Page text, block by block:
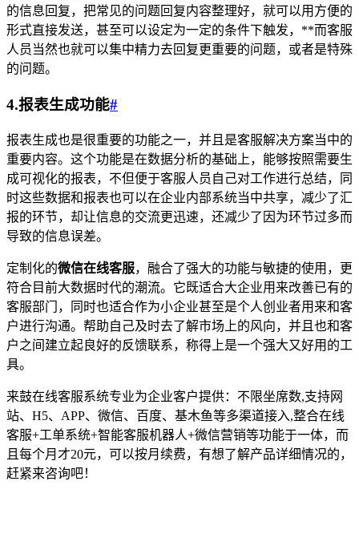
的信息回复，把常见的问题回复内容整理好，就可以用方便的
形式直接发送，甚至可以设定为一定的条件下触发，**而客服
人员当然也就可以集中精力去回复更重要的问题，或者是特殊
的问题。
4.报表生成功能#
报表生成也是很重要的功能之一，并且是客服解决方案当中的
重要内容。这个功能是在数据分析的基础上，能够按照需要生
成可视化的报表，不但便于客服人员自己对工作进行总结，同
时这些数据和报表也可以在企业内部系统当中共享，减少了汇
报的环节，却让信息的交流更迅速，还减少了因为环节过多而
导致的信息误差。
定制化的微信在线客服，融合了强大的功能与敏捷的使用，更
符合目前大数据时代的潮流。它既适合大企业用来改善已有的
客服部门，同时也适合作为小企业甚至是个人创业者用来和客
户进行沟通。帮助自己及时去了解市场上的风向，并且也和客
户之间建立起良好的反馈联系，称得上是一个强大又好用的工
具。
来鼓在线客服系统专业为企业客户提供：不限坐席数,支持网
站、H5、APP、微信、百度、基木鱼等多渠道接入,整合在线
客服+工单系统+智能客服机器人+微信营销等功能于一体，而
且每个月才20元，可以按月续费，有想了解产品详细情况的，
赶紧来咨询吧！